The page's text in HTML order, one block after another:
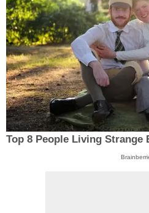
Top 8 People Living Strange